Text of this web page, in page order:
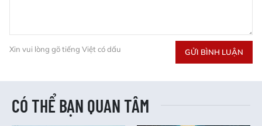
Xin vui lòng gõ tiếng Việt có dấu GỬI BÌNH LUẬN
CÓ THỂ BẠN QUAN TÂM